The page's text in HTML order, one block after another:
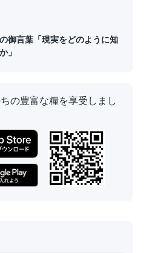
御言葉「現実をどのように知
」
の御言葉「正常な霊的生活に
御言葉「教会生活と実生活に
ての議論」
の豊富な糧を享受しまし